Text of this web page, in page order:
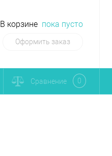
В корзине пока пусто
Оформить заказ
Сравнение 0